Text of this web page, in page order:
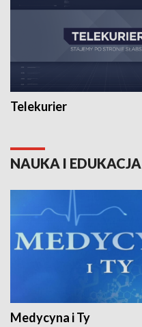
Telekurier
NAUKA I EDUKACJA
Medycyna i Ty